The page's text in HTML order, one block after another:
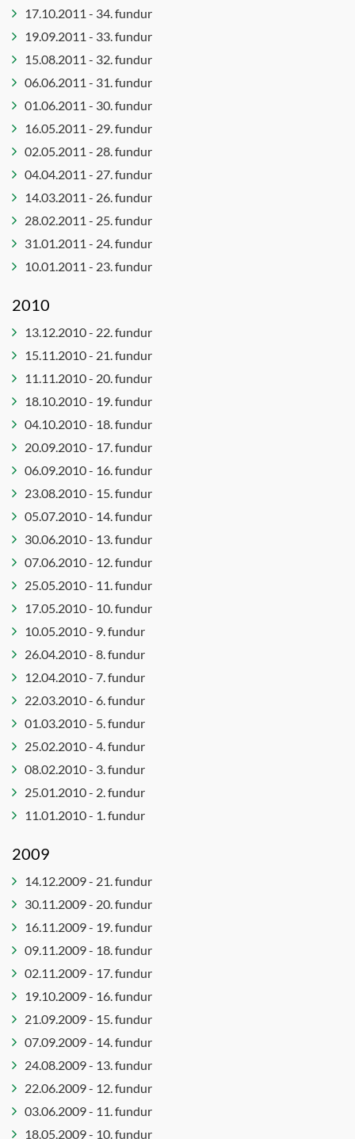
17.10.2011 - 34. fundur
19.09.2011 - 33. fundur
15.08.2011 - 32. fundur
06.06.2011 - 31. fundur
01.06.2011 - 30. fundur
16.05.2011 - 29. fundur
02.05.2011 - 28. fundur
04.04.2011 - 27. fundur
14.03.2011 - 26. fundur
28.02.2011 - 25. fundur
31.01.2011 - 24. fundur
10.01.2011 - 23. fundur
2010
13.12.2010 - 22. fundur
15.11.2010 - 21. fundur
11.11.2010 - 20. fundur
18.10.2010 - 19. fundur
04.10.2010 - 18. fundur
20.09.2010 - 17. fundur
06.09.2010 - 16. fundur
23.08.2010 - 15. fundur
05.07.2010 - 14. fundur
30.06.2010 - 13. fundur
07.06.2010 - 12. fundur
25.05.2010 - 11. fundur
17.05.2010 - 10. fundur
10.05.2010 - 9. fundur
26.04.2010 - 8. fundur
12.04.2010 - 7. fundur
22.03.2010 - 6. fundur
01.03.2010 - 5. fundur
25.02.2010 - 4. fundur
08.02.2010 - 3. fundur
25.01.2010 - 2. fundur
11.01.2010 - 1. fundur
2009
14.12.2009 - 21. fundur
30.11.2009 - 20. fundur
16.11.2009 - 19. fundur
09.11.2009 - 18. fundur
02.11.2009 - 17. fundur
19.10.2009 - 16. fundur
21.09.2009 - 15. fundur
07.09.2009 - 14. fundur
24.08.2009 - 13. fundur
22.06.2009 - 12. fundur
03.06.2009 - 11. fundur
18.05.2009 - 10. fundur